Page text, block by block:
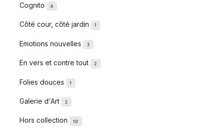
Cognito 4
Côté cour, côté jardin 1
Emotions nouvelles 3
En vers et contre tout 2
Folies douces 1
Galerie d'Art 2
Hors collection 10